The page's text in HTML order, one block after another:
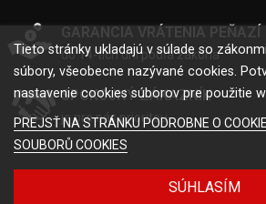
Tieto stránky ukladajú v súlade so
súbory, všeobecne nazývané cookies.
nastavenie cookies súborov pre použitie
PREJSŤ NA STRÁNKU PODROBNE O
SOUBORŮ COOKIES
SÚHLASÍM
GARANCIA VRÁTENIA PEŇAZÍ
do 14-tich dní podľa zákona
SPOKOJNÝ ZÁKAZNÍK
je pre nás prioritou
Created by Tvorba